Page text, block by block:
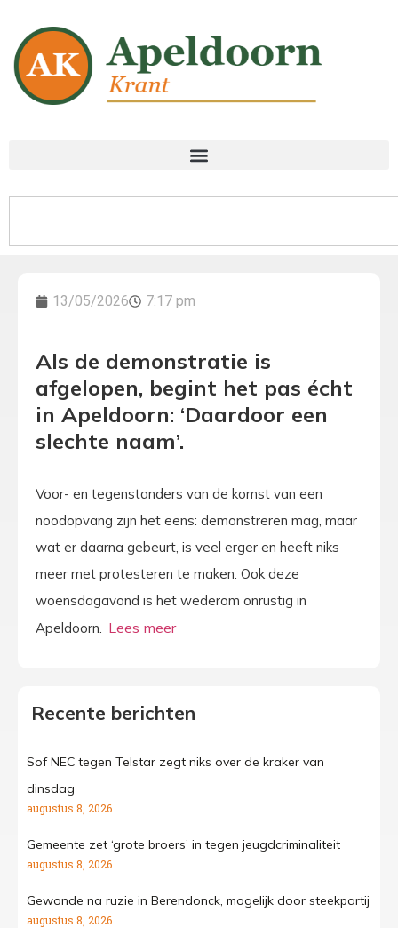
13/05/2026 7:17 pm
Als de demonstratie is
afgelopen, begint het pas écht
in Apeldoorn: ‘Daardoor een
slechte naam’.
Voor- en tegenstanders van de komst van een
noodopvang zijn het eens: demonstreren mag, maar
wat er daarna gebeurt, is veel erger en heeft niks
meer met protesteren te maken. Ook deze
woensdagavond is het wederom onrustig in
Apeldoorn.
Recente berichten
Sof NEC tegen Telstar zegt niks over de kraker van
dinsdag
augustus 8, 2026
Gemeente zet ‘grote broers’ in tegen jeugdcriminaliteit
augustus 8, 2026
Gewonde na ruzie in Berendonck, mogelijk door steekpartij
augustus 8, 2026